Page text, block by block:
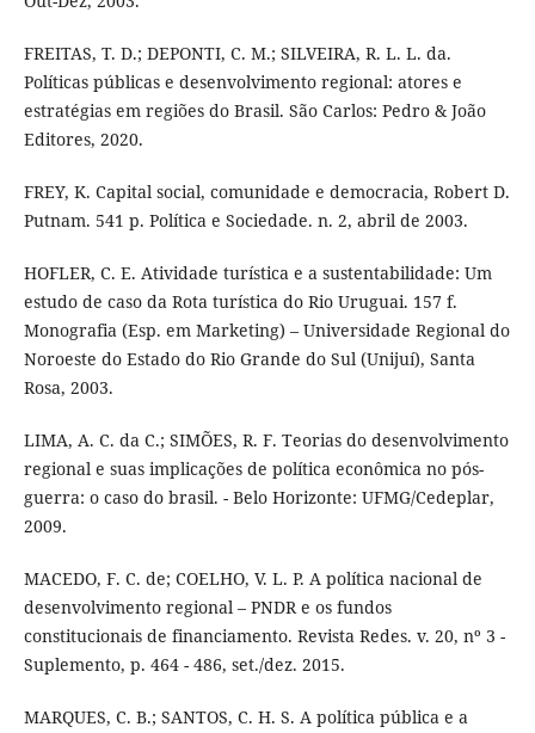
FREITAS, T. D.; DEPONTI, C. M.; SILVEIRA, R. L. L. da.
Políticas públicas e desenvolvimento regional: atores e
estratégias em regiões do Brasil. São Carlos: Pedro & João
Editores, 2020.
FREY, K. Capital social, comunidade e democracia, Robert D.
Putnam. 541 p. Política e Sociedade. n. 2, abril de 2003.
HOFLER, C. E. Atividade turística e a sustentabilidade: Um
estudo de caso da Rota turística do Rio Uruguai. 157 f.
Monografia (Esp. em Marketing) – Universidade Regional do
Noroeste do Estado do Rio Grande do Sul (Unijuí), Santa
Rosa, 2003.
LIMA, A. C. da C.; SIMÕES, R. F. Teorias do desenvolvimento
regional e suas implicações de política econômica no pós-
guerra: o caso do brasil. - Belo Horizonte: UFMG/Cedeplar,
2009.
MACEDO, F. C. de; COELHO, V. L. P. A política nacional de
desenvolvimento regional – PNDR e os fundos
constitucionais de financiamento. Revista Redes. v. 20, nº 3 -
Suplemento, p. 464 - 486, set./dez. 2015.
MARQUES, C. B.; SANTOS, C. H. S. A política pública e a